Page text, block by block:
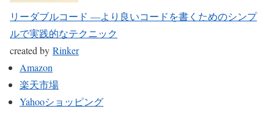
リーダブルコード ―より良いコードを書くためのシンプ
ルで実践的なテクニック
created by Rinker
Amazon
楽天市場
Yahooショッピング